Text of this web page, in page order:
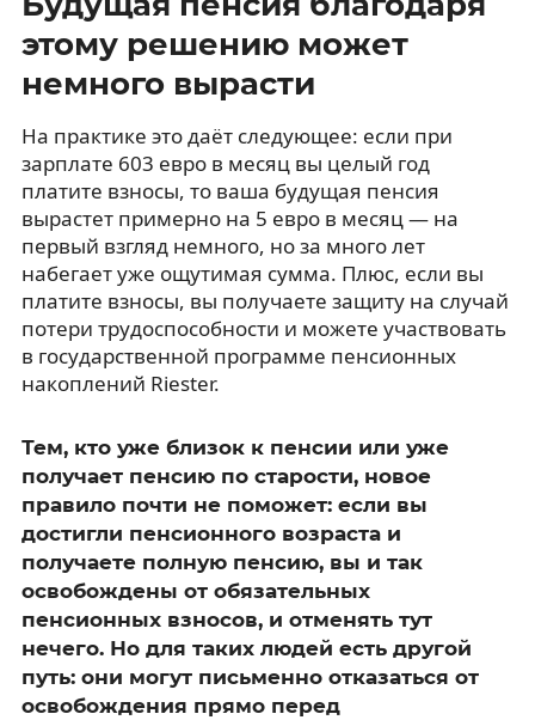
этому решению может
немного вырасти
На практике это даёт следующее: если при
зарплате 603 евро в месяц вы целый год
платите взносы, то ваша будущая пенсия
вырастет примерно на 5 евро в месяц — на
первый взгляд немного, но за много лет
набегает уже ощутимая сумма. Плюс, если вы
платите взносы, вы получаете защиту на случай
потери трудоспособности и можете участвовать
в государственной программе пенсионных
накоплений Riester.
Тем, кто уже близок к пенсии или уже
получает пенсию по старости, новое
правило почти не поможет: если вы
достигли пенсионного возраста и
получаете полную пенсию, вы и так
освобождены от обязательных
пенсионных взносов, и отменять тут
нечего. Но для таких людей есть другой
путь: они могут письменно отказаться от
освобождения прямо перед